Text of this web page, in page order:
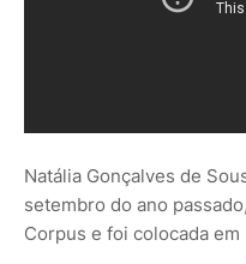
Natália Gonçalves de
setembro do ano
Corpus e foi colocada em